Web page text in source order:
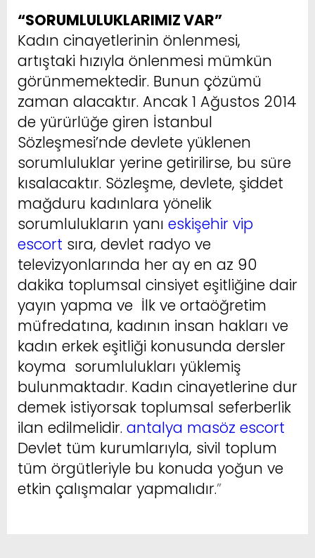
“SORUMLULUKLARIMIZ VAR”
Kadın cinayetlerinin önlenmesi,
artıştaki hızıyla önlenmesi mümkün
görünmemektedir. Bunun çözümü
zaman alacaktır. Ancak 1 Ağustos 2014
de yürürlüğe giren İstanbul
Sözleşmesi’nde devlete yüklenen
sorumluluklar yerine getirilirse, bu süre
kısalacaktır. Sözleşme, devlete, şiddet
mağduru kadınlara yönelik
sorumlulukların yanı eskişehir vip
escort sıra, devlet radyo ve
televizyonlarında her ay en az 90
dakika toplumsal cinsiyet eşitliğine dair
yayın yapma ve İlk ve ortaöğretim
müfredatına, kadının insan hakları ve
kadın erkek eşitliği konusunda dersler
koyma sorumlulukları yüklemiş
bulunmaktadır. Kadın cinayetlerine dur
demek istiyorsak toplumsal seferberlik
ilan edilmelidir. antalya masöz escort
Devlet tüm kurumlarıyla, sivil toplum
tüm örgütleriyle bu konuda yoğun ve
etkin çalışmalar yapmalıdır.”